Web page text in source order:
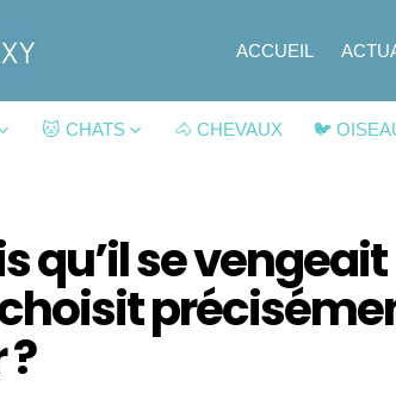
ACCUEIL
🐱 CHATS 🐴 CHEVAUX 🐦
qu’il se